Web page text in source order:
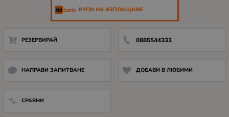
КУПИ НА ИЗПЛАЩАНЕ
РЕЗЕРВИРАЙ 0885544333
НАПРАВИ ЗАПИТВАНЕ ДОБАВИ В ЛЮБИМИ
СРАВНИ